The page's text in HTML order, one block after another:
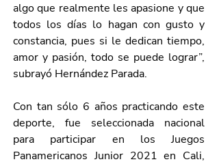
algo que realmente les apasione y que
todos los días lo hagan con gusto y
constancia, pues si le dedican tiempo,
amor y pasión, todo se puede lograr”,
subrayó Hernández Parada.
Con tan sólo 6 años practicando este
deporte, fue seleccionada nacional
para participar en los Juegos
Panamericanos Junior 2021 en Cali,